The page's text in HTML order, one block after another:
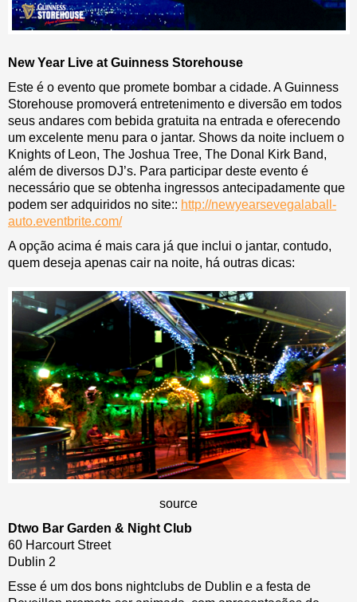
New Year Live at Guinness Storehouse
Este é o evento que promete bombar a cidade. A Guinness
Storehouse promoverá entretenimento e diversão em todos
seus andares com bebida gratuita na entrada e oferecendo
um excelente menu para o jantar. Shows da noite incluem o
Knights of Leon, The Joshua Tree, The Donal Kirk Band,
além de diversos DJ’s. Para participar deste evento é
necessário que se obtenha ingressos antecipadamente que
podem ser adquiridos no site:: http://newyearsevegalaball-
auto.eventbrite.com/
A opção acima é mais cara já que inclui o jantar, contudo,
quem deseja apenas cair na noite, há outras dicas:
source
Dtwo Bar Garden & Night Club
60 Harcourt Street
Dublin 2
Esse é um dos bons nightclubs de Dublin e a festa de